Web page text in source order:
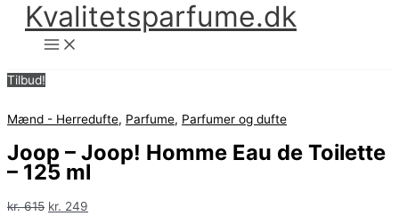
Kvalitetsparfume.dk
Tilbud!
Mænd - Herredufte, Parfume, Parfumer og dufte
Joop – Joop! Homme Eau de Toilette
– 125 ml
kr.615 Den
kr. 249